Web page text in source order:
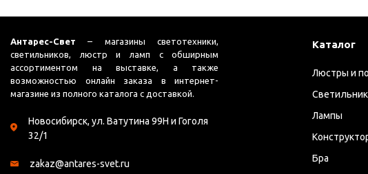
Антарес-Свет – магазины светотехники,
светильников, люстр и ламп с обширным
ассортиментом на выставке, а также
возможностью онлайн заказа в интернет-
магазине из полного каталога с доставкой.
Новосибирск, ул. Ватутина 99Н и Гоголя
32/1
zakaz@antares-svet.ru
Каталог
Люстры и
Лампы
Бра